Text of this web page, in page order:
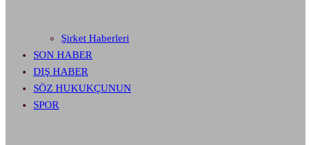
Şirket Haberleri
SON HABER
DIŞ HABER
SÖZ HUKUKÇUNUN
SPOR